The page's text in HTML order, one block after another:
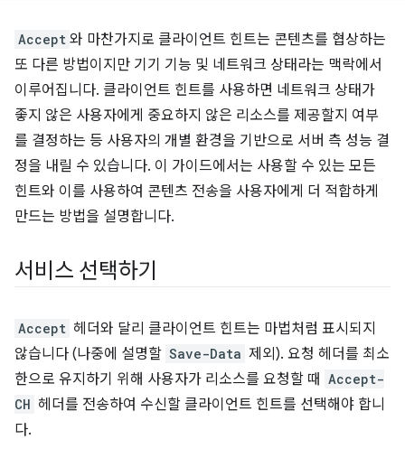
Accept 와 마찬가지로 클라이언트 힌트는 콘텐츠를 협상하는
또 다른 방법이지만 기기 기능 및 네트워크 상태라는 맥락에서
이루어집니다. 클라이언트 힌트를 사용하면 네트워크 상태가
좋지 않은 사용자에게 중요하지 않은 리소스를 제공할지 여부
를 결정하는 등 사용자의 개별 환경을 기반으로 서버 측 성능 결
정을 내릴 수 있습니다. 이 가이드에서는 사용할 수 있는 모든
힌트와 이를 사용하여 콘텐츠 전송을 사용자에게 더 적합하게
만드는 방법을 설명합니다.
서비스 선택하기
Accept 헤더와 달리 클라이언트 힌트는 마법처럼 표시되지
않습니다 (나중에 설명할 Save-Data 제외). 요청 헤더를 최소
한으로 유지하기 위해 사용자가 리소스를 요청할 때 Accept-
CH 헤더를 전송하여 수신할 클라이언트 힌트를 선택해야 합니
다.